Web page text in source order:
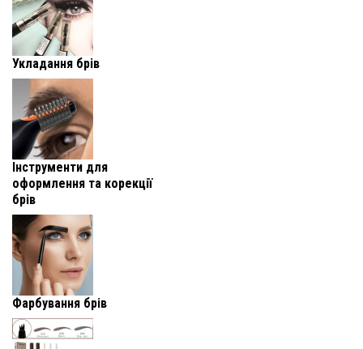
Укладання брів
Інструменти для
оформлення та корекції
брів
Фарбування брів